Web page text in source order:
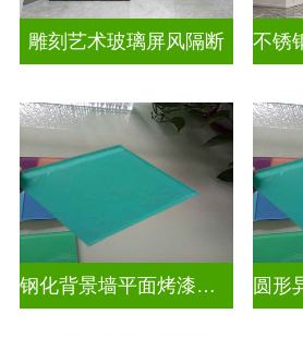
雕刻艺术玻璃屏风隔断
钢化背景墙平面烤漆玻璃